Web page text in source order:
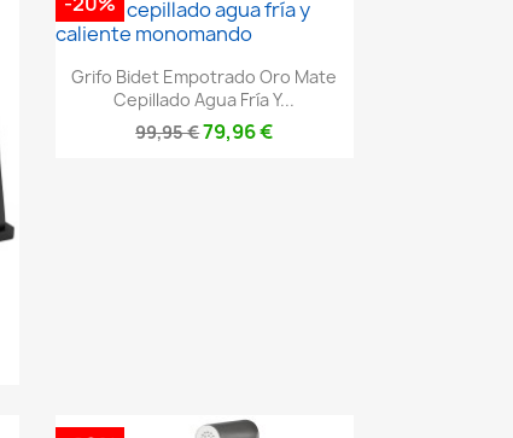
Vista rápida
Grifo Bidet Empotrado Oro Mate
Cepillado Agua Fría Y...
99,95 €79,96 €